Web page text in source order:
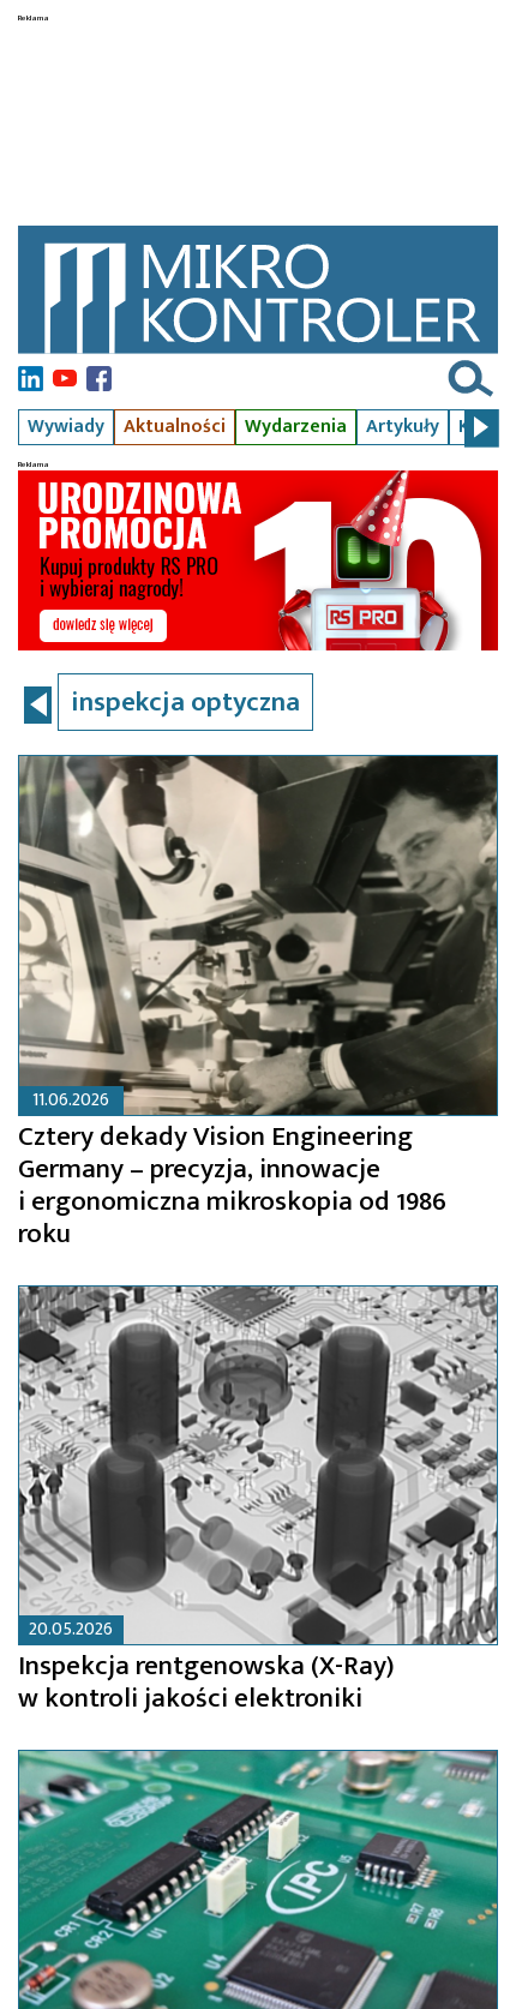
Wywiady Aktualności Wydarzenia Artykuły Kursy
inspekcja optyczna
11.06.2026
Cztery dekady Vision Engineering
Germany – precyzja, innowacje
i ergonomiczna mikroskopia od 1986
roku
20.05.2026
Inspekcja rentgenowska (X-Ray)
w kontroli jakości elektroniki